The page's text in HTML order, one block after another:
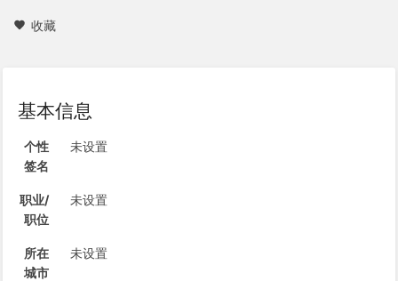
收藏
基本信息
个性
签名
未设置
职业/
职位
未设置
所在
城市
未设置